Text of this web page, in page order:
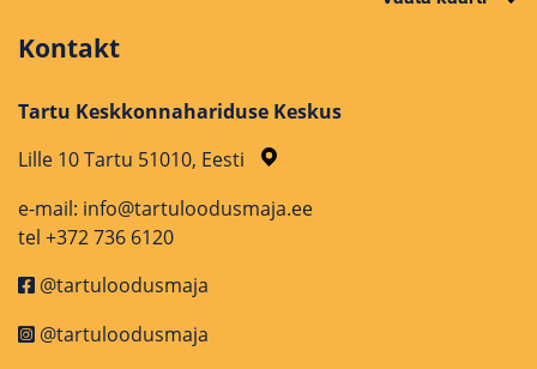
Kontakt
Tartu Keskkonnahariduse Keskus
Lille 10 Tartu 51010, Eesti
e-mail: info@tartuloodusmaja.ee
tel +372 736 6120
@tartuloodusmaja
@tartuloodusmaja